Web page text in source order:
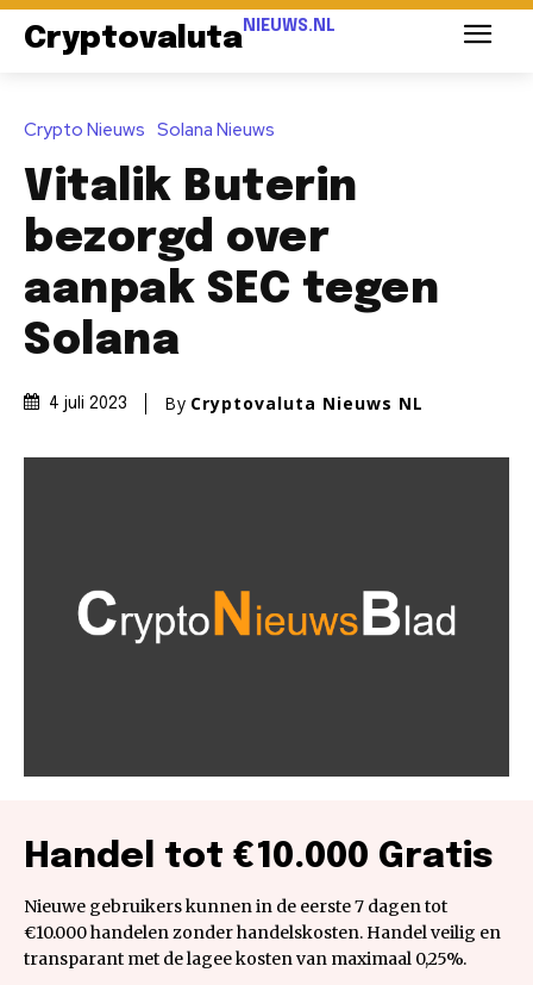
Cryptovaluta NIEUWS.NL
Crypto Nieuws Solana Nieuws
Vitalik Buterin
bezorgd over
aanpak SEC tegen
Solana
4 juli 2023 By Cryptovaluta Nieuws NL
Handel tot €10.000 Gratis
Nieuwe gebruikers kunnen in de eerste 7 dagen tot
€10.000 handelen zonder handelskosten. Handel veilig en
transparant met de lagee kosten van maximaal 0,25%.